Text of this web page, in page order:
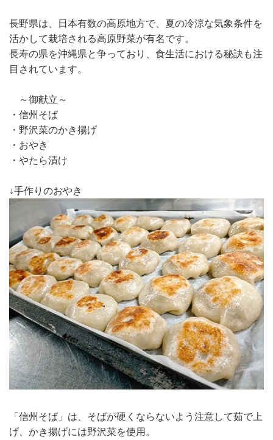
長野県は、日本有数の高原地方で、夏の冷涼な気象条件を
活かして栽培される高原野菜が有名です。
長寿の県を沖縄県と争っており、食生活における秘訣も注
目されています。
～御献立～
・信州そば
・野沢菜のかき揚げ
・おやき
・やたら漬け
↓手作りのおやき
「信州そば」は、そばが硬くならないよう注意して茹で上
げ、かき揚げには野沢菜を使用。